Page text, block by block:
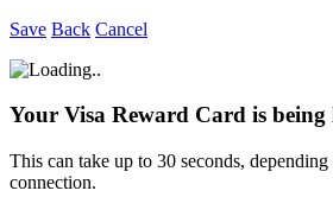
Save Back Cancel
Your Visa Reward Card is being
This can take up to 30 seconds,
connection.